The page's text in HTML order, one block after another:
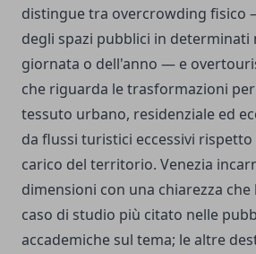
distingue tra overcrowding fisico
degli spazi pubblici in determinati
giornata o dell'anno — e
che riguarda le trasformazioni
tessuto urbano, residenziale ed
da flussi turistici eccessivi rispetto
carico del territorio. Venezia
dimensioni con una chiarezza che
caso di studio più citato nelle
accademiche sul tema; le altre